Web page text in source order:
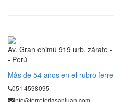
Av. Gran chimú 919 urb. zárate
- Perú
Mås de 54 años en el rubro
051 4598095
info@ferreteriasanjuan.com